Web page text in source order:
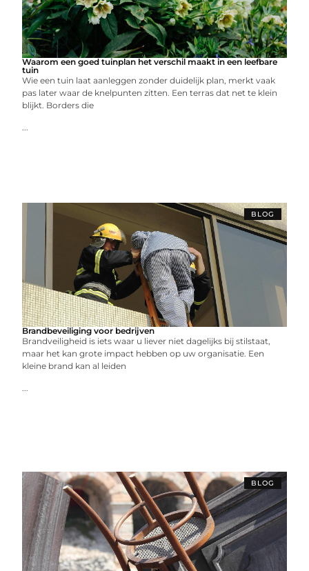
Waarom een goed tuinplan het verschil maakt in een leefbare
tuin
Wie een tuin laat aanleggen zonder duidelijk plan, merkt vaak
pas later waar de knelpunten zitten. Een terras dat net te klein
blijkt. Borders die
...
BLOG
Brandbeveiliging voor bedrijven
Brandveiligheid is iets waar u liever niet dagelijks bij stilstaat,
maar het kan grote impact hebben op uw organisatie. Een
kleine brand kan al leiden
...
BLOG